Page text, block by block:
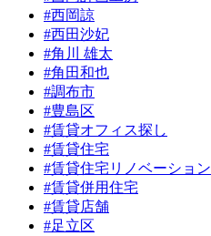
#西岡諒
#西田沙妃
#角川 雄太
#角田和也
#調布市
#豊島区
#賃貸オフィス探し
#賃貸住宅
#賃貸住宅リノベーション
#賃貸併用住宅
#賃貸店舗
#足立区